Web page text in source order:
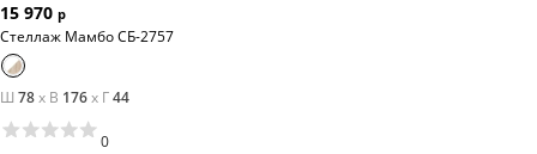
15 970 р
Стеллаж Мамбо СБ-2757
Ш 78x В 176x Г44
0